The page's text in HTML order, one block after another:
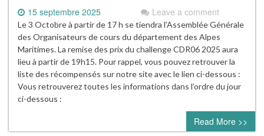
15 septembre 2025 Leave a comment
Le 3 Octobre à partir de 17 h se tiendra l’Assemblée Générale
des Organisateurs de cours du département des Alpes
Maritimes. La remise des prix du challenge CDR06 2025 aura
lieu à partir de 19h15. Pour rappel, vous pouvez retrouver la
liste des récompensés sur notre site avec le lien ci-dessous :
Vous retrouverez toutes les informations dans l’ordre du jour
ci-dessous :
Read More >>